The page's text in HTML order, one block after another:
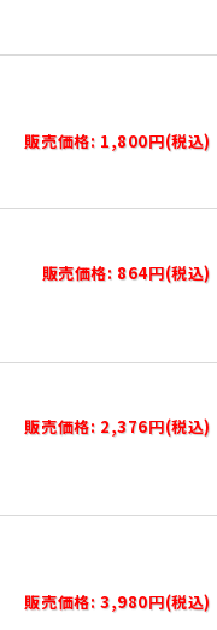
販売価格: 1,800円(税込)
販売価格: 864円(税込)
販売価格: 2,376円(税込)
販売価格: 3,980円(税込)